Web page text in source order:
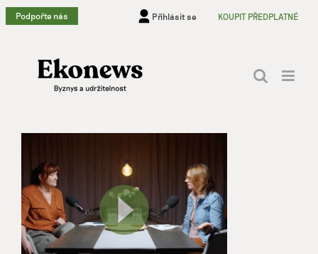
Přeskočit
na
Podpořte nás Přihlásit se KOUPIT PŘEDPLATNÉ